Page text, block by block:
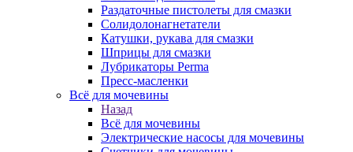
Раздаточные пистолеты для смазки
Солидолонагнетатели
Катушки, рукава для смазки
Шприцы для смазки
Лубрикаторы Perma
Пресс-масленки
Всё для мочевины
Назад
Всё для мочевины
Электрические насосы для мочевины